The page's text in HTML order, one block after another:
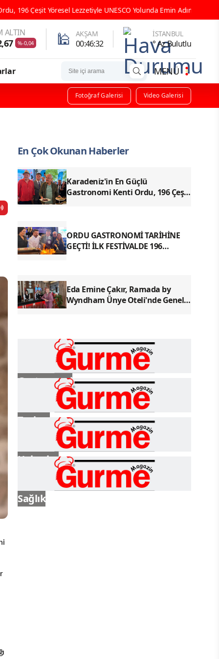
Yolunda Emin Adımlarla İlerliyor ORDU GASTRONOMİ
ALTIN
%-0,04 🕌 AKŞAM
00:46:30
İSTANBUL
° Az Bulutlu
MENÜ
Fotoğraf Galerisi Video Galerisi
En Çok Okunan Haberler
Karadeniz'in En Güçlü
Gastronomi Kenti Ordu, 196 Çeşit
ORDU GASTRONOMİ TARİHİNE
GEÇTİ! İLK FESTİVALDE 196
Eda Emine Çakır, Ramada by
Wyndham Ünye Oteli'nde Genel
Gastronomi
Turizm
Haberler
Sağlık